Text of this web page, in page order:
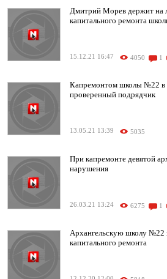
Дмитрий Морев держит на
капитального ремонта
15.12.21 16:47 4050 1
Капремонтом школы №22 в
проверенный подрядчик
13.05.21 13:39 5035
При капремонте девятой
нарушения
26.03.21 13:24 6275 1
Архангельскую школу №22
капитального ремонта